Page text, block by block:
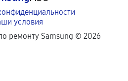
условия
ремонту Samsung © 2026